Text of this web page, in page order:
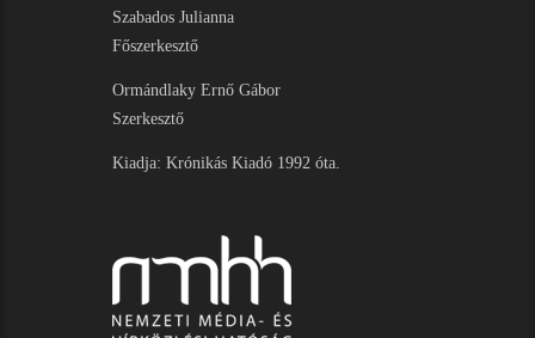
Szabados Julianna
Főszerkesztő
Ormándlaky Ernő Gábor
Szerkesztő
Kiadja: Krónikás Kiadó 1992 óta.